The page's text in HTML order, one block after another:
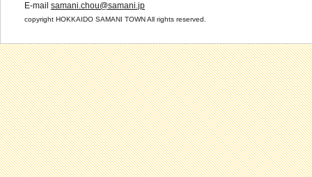
E-mail samani.chou@samani.jp
copyright HOKKAIDO SAMANI TOWN All rights reserved.